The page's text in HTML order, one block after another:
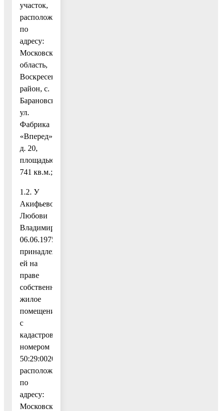
участок,
расположенный
по
адресу:
Московская
область,
Воскресенский
район, с.
Барановское,
ул.
Фабрика
«Вперед»,
д. 20,
площадью
741 кв.м.;
1.2. У
Акифьевой
Любови
Владимировны,
06.06.1975г.р.,
принадлежащее
ей на
праве
собственности
жилое
помещение
с
кадастровым
номером
50:29:0020305:1231,
расположенное
по
адресу:
Московская